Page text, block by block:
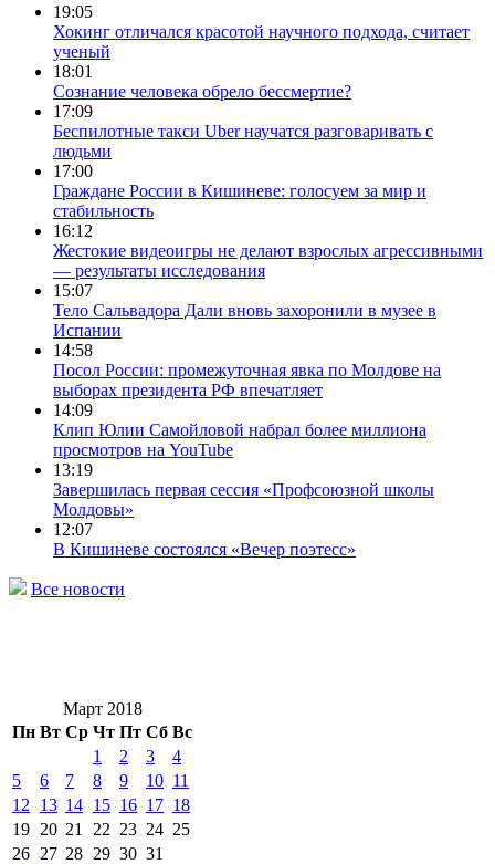
19:05
Хокинг отличался красотой научного подхода, считает
ученый
18:01
Сознание человека обрело бессмертие?
17:09
Беспилотные такси Uber научатся разговаривать с
людьми
17:00
Граждане России в Кишиневе: голосуем за мир и
стабильность
16:12
Жестокие видеоигры не делают взрослых агрессивными
— результаты исследования
15:07
Тело Сальвадора Дали вновь захоронили в музее в
Испании
14:58
Посол России: промежуточная явка по Молдове на
выборах президента РФ впечатляет
14:09
Клип Юлии Самойловой набрал более миллиона
просмотров на YouTube
13:19
Завершилась первая сессия «Профсоюзной школы
Молдовы»
12:07
В Кишиневе состоялся «Вечер поэтесс»
Все новости
Март 2018
Пн Вт Ср Чт Пт Сб Вс
1 2 3
4
5
6 7 8 9 10 11
12
13 14 15 16 17 18
19 20 21 22 23 24 25
26 27 28 29 30 31